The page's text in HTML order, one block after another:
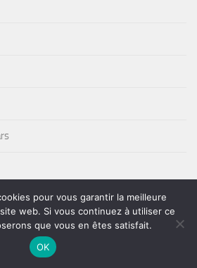
pour vous garantir la meilleure
web. Si vous continuez à utiliser ce
que vous en êtes satisfait.
OK